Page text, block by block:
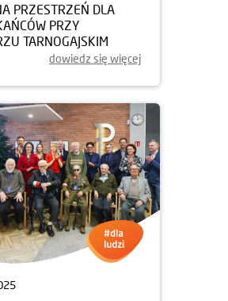
PRZESTRZEŃ DLA
PRZY
TARNOGAJSKIM
dowiedz się więcej